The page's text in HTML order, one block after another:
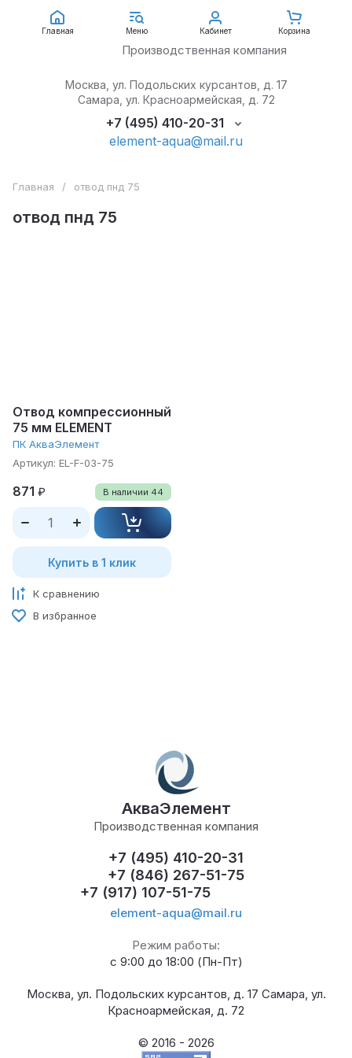
Москва, ул. Подольских курсантов, д. 17
Самара, ул. Красноармейская, д. 72
+7 (495) 410-20-31
element-aqua@mail.ru
АкваЭлемент
Производственная компания
Главная / отвод пнд 75
отвод пнд 75
Отвод компрессионный
75 мм ELEMENT
ПК АкваЭлемент
Артикул: EL-F-03-75
В наличии 44
871 ₽
Купить в 1 клик
К сравнению
В избранное
АкваЭлемент
Производственная компания
+7 (495) 410-20-31
+7 (846) 267-51-75
+7 (917) 107-51-75
element-aqua@mail.ru
Режим работы:
с 9:00 до 18:00 (Пн-Пт)
Москва, ул. Подольских курсантов, д. 17 Самара, ул.
Красноармейская, д. 72
© 2016 - 2026
Главная Меню Кабинет Корзина